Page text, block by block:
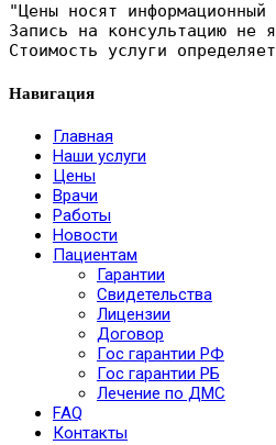
"Цены носят
Запись на консультацию не
Стоимость услуги
Навигация
Главная
Наши услуги
Цены
Врачи
Работы
Новости
Пациентам
Гарантии
Свидетельства
Лицензии
Договор
Гос гарантии РФ
Гос гарантии РБ
Лечение по ДМС
FAQ
Контакты